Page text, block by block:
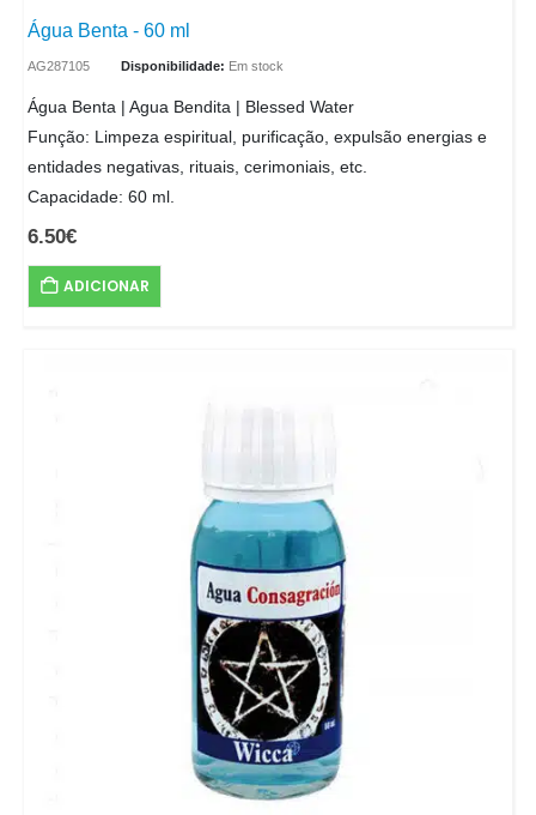
Água Benta - 60 ml
AG287105 Disponibilidade: Em stock
Água Benta | Agua Bendita | Blessed Water
Função: Limpeza espiritual, purificação, expulsão energias e
entidades negativas, rituais, cerimoniais, etc.
Capacidade: 60 ml.
6.50€
ADICIONAR